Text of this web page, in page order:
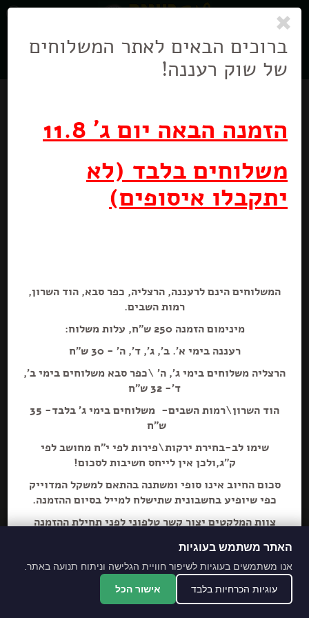
ניווט
בניווט
הוספה+
ברוכים הבאים לאתר המשלוחים
של שוק רעננה!
הזמנה הבאה יום ג' 11.8
משלוחים בלבד (לא
יתקבלו איסופים)
המשלוחים הינם לרעננה, הרצליה, כפר סבא, הוד השרון,
רמות השבים.
מינימום הזמנה 250 ש"ח, עלות משלוח:
רעננה בימי א'. ב', ג', ד', ה' - 30 ש"ח
הרצליה משלוחים בימי ג', ה' \כפר סבא משלוחים בימי ב',
ד'- 32 ש"ח
הוד השרון\רמות השבים- משלוחים בימי ג' בלבד- 35
ש"ח
שימו לב-בחירת ירקות\פירות לפי י"ח מחושב לפי
ק"ג,ולכן אין לייחס חשיבות לסכום!
סכום החיוב אינו סופי ומשתנה בהתאם למשקל המדוייק
כפי שיופיע בחשבונית שתישלח למייל בסיום ההזמנה.
צוות המלקטים יצור קשר טלפוני לפני תחילת ההזמנה
מתחייבים לסחורה הכי
מובחרת!
*האתר והמקום עם נגישות מלאה לנכים.
האתר משתמש בעוגיות
אנו משתמשים בעוגיות לשיפור חוויית הגלישה וניתוח תנועה באתר.
עוגיות הכרחיות בלבד אישור הכל